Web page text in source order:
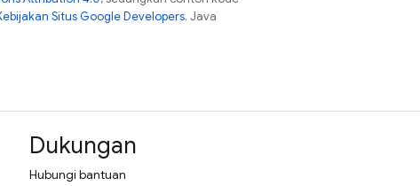
Situs Google Developers. Java
Dukungan
Hubungi bantuan